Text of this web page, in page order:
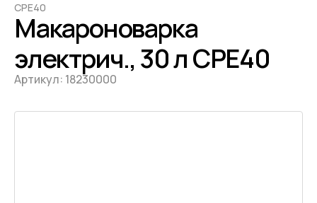
CPE40
Макароноварка
электрич., 30 л CPE40
Артикул: 18230000